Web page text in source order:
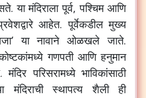
या मंदिराला पूर्व, पश्चिम आणि
आहेत. पूर्वेकडील मुख्य
या नावाने ओळखले जाते.
गणपती आणि हनुमान
परिसरामध्ये भाविकांसाठी
मंदिराची स्थापत्य शैली ही